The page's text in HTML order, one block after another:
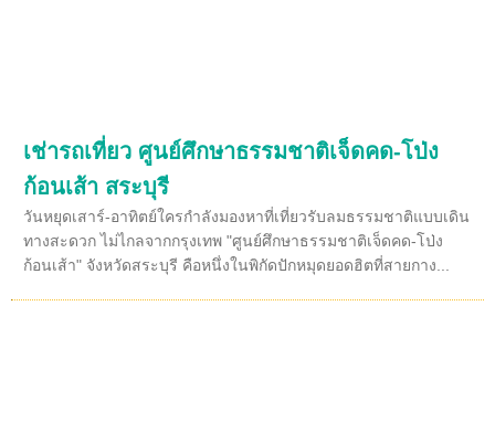
เช่ารถเที่ยว ศูนย์ศึกษาธรรมชาติเจ็ดคด-โป่ง
ก้อนเส้า สระบุรี
วันหยุดเสาร์-อาทิตย์ใครกำลังมองหาที่เที่ยวรับลมธรรมชาติแบบเดิน
ทางสะดวก ไม่ไกลจากกรุงเทพ "ศูนย์ศึกษาธรรมชาติเจ็ดคด-โป่ง
ก้อนเส้า" จังหวัดสระบุรี คือหนึ่งในพิกัดปักหมุดยอดฮิตที่สายกาง...